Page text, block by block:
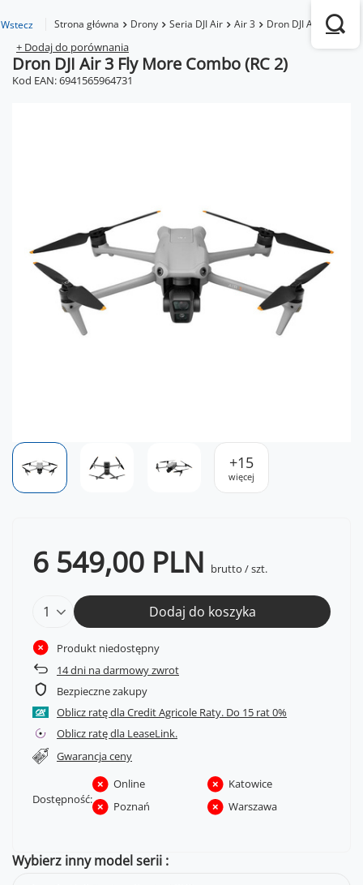
Wstecz Strona główna Drony Seria DJI Air Air 3 Dron DJI Air 3 Fly
+ Dodaj do porównania
Dron DJI Air 3 Fly More Combo (RC 2)
Kod EAN: 6941565964731
+15
więcej
Wybierz inny model serii
6 549,00 PLN brutto /szt.
Dodaj do koszyka
Produkt niedostępny
14dni na darmowy zwrot
Bezpieczne zakupy
Oblicz ratę dla Credit Agricole Raty.
Oblicz ratę dla LeaseLink.
Gwarancja ceny
Dostępność:
Online
Katowice
Poznań
Warszawa